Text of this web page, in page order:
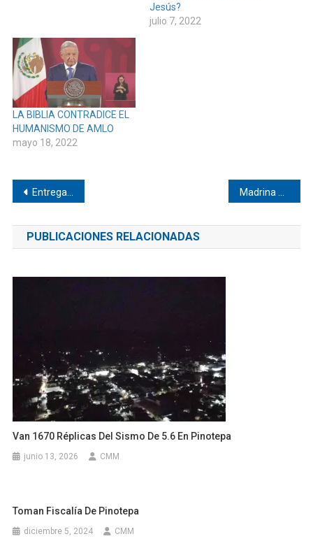
Jesús?
julio 7, 2022
LA BIBLIA CONTRADICE EL
HUMANISMO DE AMLO
mayo 18, 2022
Navegación
de
entradas
Entregan láminas en Paso Las Garrochas Madrina de generación regala chivos en Huaxpaltepec
PUBLICACIONES RELACIONADAS
Van 1670 Réplicas Del Sismo De 5.6 En Pinotepa
junio 13, 2026 CMM
Toman Fiscalía De Pinotepa
diciembre 5, 2024 CMM